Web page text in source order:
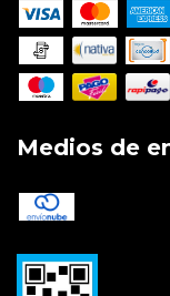
Medios de